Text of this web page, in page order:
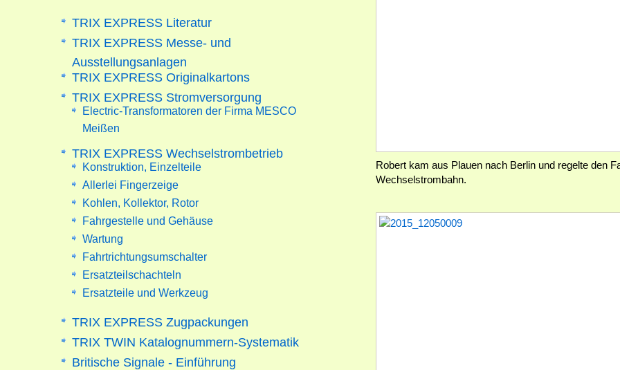
Robert kam aus Plauen nach Berlin und regelte den
Wechselstrombahn.
TRIX EXPRESS Literatur
TRIX EXPRESS Messe- und
Ausstellungsanlagen
TRIX EXPRESS Originalkartons
TRIX EXPRESS Stromversorgung
Electric-Transformatoren der Firma MESCO
Meißen
TRIX EXPRESS Wechselstrombetrieb
Konstruktion, Einzelteile
Allerlei Fingerzeige
Kohlen, Kollektor, Rotor
Fahrgestelle und Gehäuse
Wartung
Fahrtrichtungsumschalter
Ersatzteilschachteln
Ersatzteile und Werkzeug
TRIX EXPRESS Zugpackungen
TRIX TWIN Katalognummern-Systematik
Britische Signale - Einführung